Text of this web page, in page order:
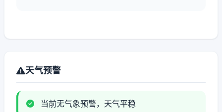
天气预警
当前无气象预警，天气平稳